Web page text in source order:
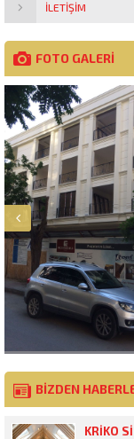
İLETIŞIM
FOTO GALERİ
BİZDEN
KRIKO